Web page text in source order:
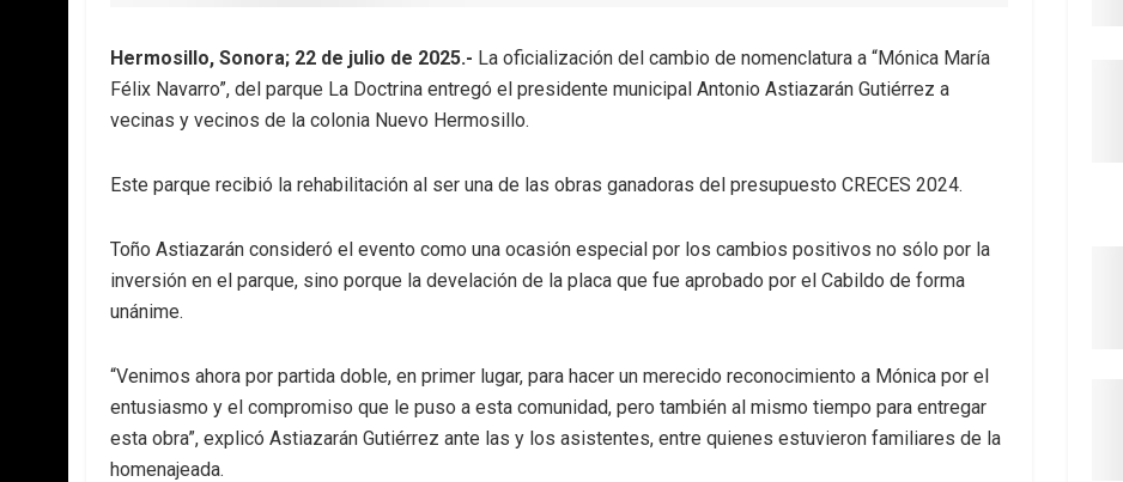
Hermosillo, Sonora; 22 de julio de 2025.- La oficialización del cambio de nomenclatura a “Mónica María
Félix Navarro”, del parque La Doctrina entregó el presidente municipal Antonio Astiazarán Gutiérrez a
vecinas y vecinos de la colonia Nuevo Hermosillo.
Este parque recibió la rehabilitación al ser una de las obras ganadoras del presupuesto CRECES 2024.
Toño Astiazarán consideró el evento como una ocasión especial por los cambios positivos no sólo por la
inversión en el parque, sino porque la develación de la placa que fue aprobado por el Cabildo de forma
unánime.
“Venimos ahora por partida doble, en primer lugar, para hacer un merecido reconocimiento a Mónica por el
entusiasmo y el compromiso que le puso a esta comunidad, pero también al mismo tiempo para entregar
esta obra”, explicó Astiazarán Gutiérrez ante las y los asistentes, entre quienes estuvieron familiares de la
homenajeada.